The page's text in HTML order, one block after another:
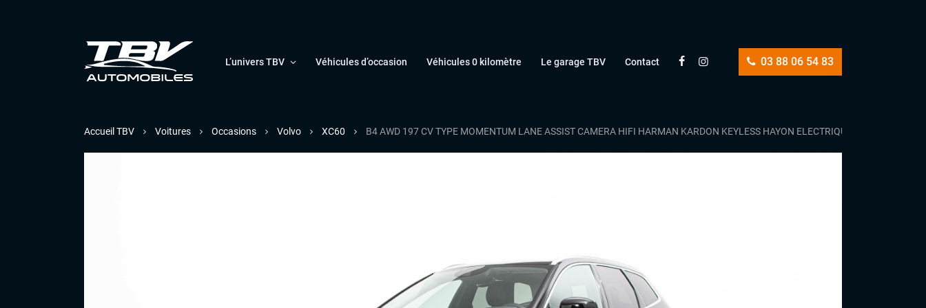
03 88 06 54 83
L’univers TBV Véhicules d’occasion Véhicules 0 kilomètre Le garage TBV Contact
Accueil TBV Voitures Occasions Volvo XC60 B4 AWD 197 CV TYPE MOMENTUM LANE ASSIST CAMERA HIFI HARMAN KARDON KEYLESS HAYON ELECTRIQUE VIRTUAL